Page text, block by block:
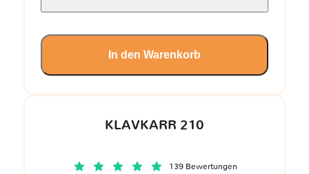
KLAVKARR 210
139 Bewertungen
In den Warenkorb